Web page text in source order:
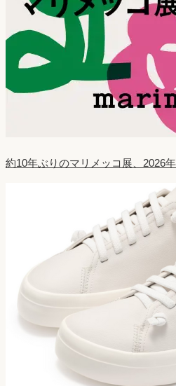
約10年ぶりのマリメッコ展、2026